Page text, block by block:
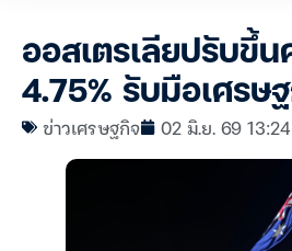
ออสเตรเลียปรับขึ้น
4.75% รับมือเศรษ
ข่าวเศรษฐกิจ 02 มิ.ย. 69